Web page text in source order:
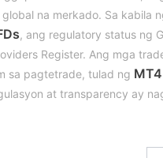
na merkado. Sa kabila
, ang regulatory status ng
Register. Ang mga
sa pagtetrade, tulad ng MT4
at transparency ay